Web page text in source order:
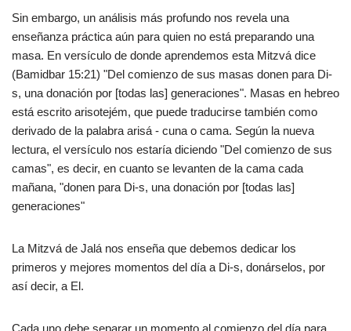
Sin embargo, un análisis más profundo nos revela una
enseñanza práctica aún para quien no está preparando una
masa. En versículo de donde aprendemos esta Mitzvá dice
(Bamidbar 15:21) "Del comienzo de sus masas donen para Di-
s, una donación por [todas las] generaciones". Masas en hebreo
está escrito arisotejém, que puede traducirse también como
derivado de la palabra arisá - cuna o cama. Según la nueva
lectura, el versículo nos estaría diciendo "Del comienzo de sus
camas", es decir, en cuanto se levanten de la cama cada
mañana, "donen para Di-s, una donación por [todas las]
generaciones"
La Mitzvá de Jalá nos enseña que debemos dedicar los
primeros y mejores momentos del día a Di-s, donárselos, por
así decir, a El.
Cada uno debe separar un momento al comienzo del día para